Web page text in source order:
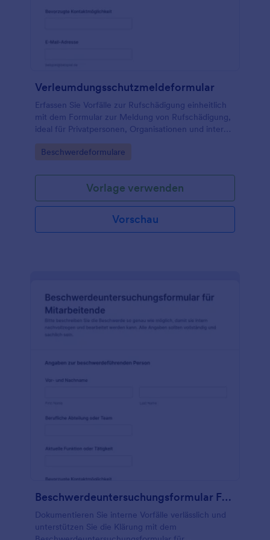
Verleumdungsschutzmeldeformular
Erfassen Sie Vorfälle zur Rufschädigung einheitlich
mit dem Formular zur Meldung von Rufschädigung,
ideal für Privatpersonen, Organisationen und interne
nachvollziehbaren Dokumentation.
Go to Category:
Beschwerdeformulare
Vorlage verwenden
Vorschau
Beschwerdeuntersuchungsformular Für Mitarbeitende
Dokumentieren Sie interne Vorfälle verlässlich und
unterstützen Sie die Klärung mit dem